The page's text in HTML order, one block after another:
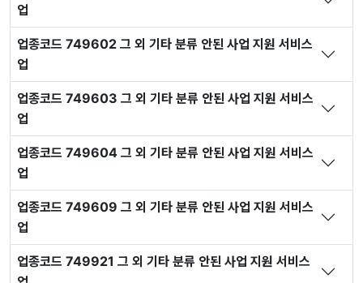
업
업종코드 749602 그 외 기타 분류 안된 사업 지원 서비스
업
업종코드 749603 그 외 기타 분류 안된 사업 지원 서비스
업
업종코드 749604 그 외 기타 분류 안된 사업 지원 서비스
업
업종코드 749609 그 외 기타 분류 안된 사업 지원 서비스
업
업종코드 749921 그 외 기타 분류 안된 사업 지원 서비스